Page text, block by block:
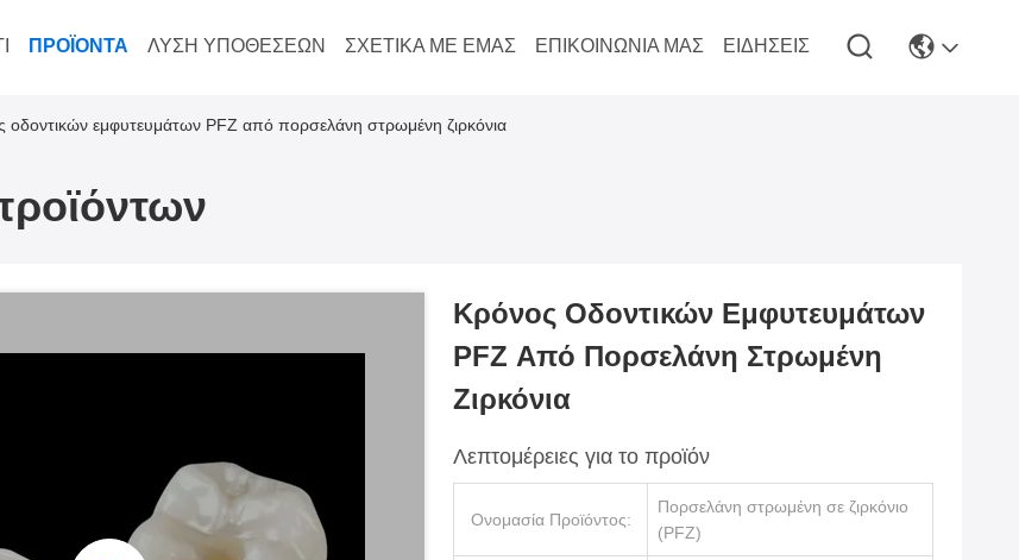
ΠΡΟΪΌΝΤΑ ΛΎΣΗ ΥΠΟΘΈΣΕΩΝ ΣΧΕΤΙΚΆ ΜΕ ΕΜΆΣ ΕΠΙΚΟΙΝΩΝΊΑ ΜΑΣ ΕΙΔΉΣΕΙΣ
οδοντικών εμφυτευμάτων PFZ από πορσελάνη στρωμένη ζιρκόνια
Κρόνος Οδοντικών Εμφυτευμάτων
PFZ Από Πορσελάνη Στρωμένη
Ζιρκόνια
Λεπτομέρειες για το προϊόν
Ονομασία Προϊόντος:
Πορσελάνη στρωμένη σε ζιρκόνιο
(PFZ)